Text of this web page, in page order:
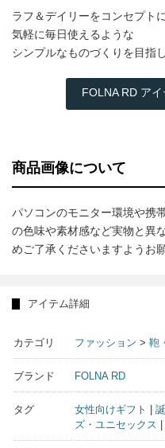
ラフ＆デイリーをコンセプトに
気軽に毎日使えるような
シンプルなものづくりを目指
FOLNA RD ア
商品画像について
パソコンのモニター環境や携
の色味や素材感など実物と異
めご了承くださいますようお
アイテム詳細
カテゴリ ファッション > 鞄
ブランド FOLNA RD
タグ 女性向けギフト |
ズ・ユニセックス |